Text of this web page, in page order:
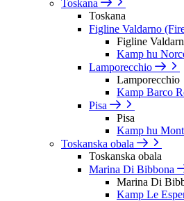
Toskana
Toskana
Figline Valdarno
Figline
Kamp hu
Lamporecchio
Lamporecchio
Kamp Barco
Pisa
Pisa
Kamp hu
Toskanska obala
Toskanska obala
Marina Di Bibbona
Marina Di
Kamp Le